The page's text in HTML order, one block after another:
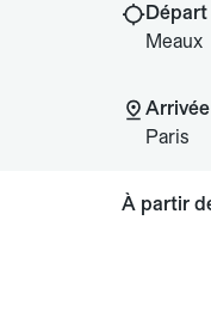
Départ
Meaux
Arrivée
Paris
À partir